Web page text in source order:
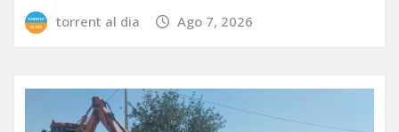
torrent al dia Ago 7, 2026